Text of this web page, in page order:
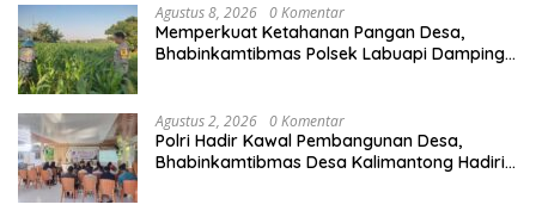
Agustus 8, 2026 0 Komentar
Memperkuat Ketahanan Pangan Desa,
Bhabinkamtibmas Polsek Labuapi Dampingi
Agustus 2, 2026 0 Komentar
Polri Hadir Kawal Pembangunan Desa,
Bhabinkamtibmas Desa Kalimantong Hadiri